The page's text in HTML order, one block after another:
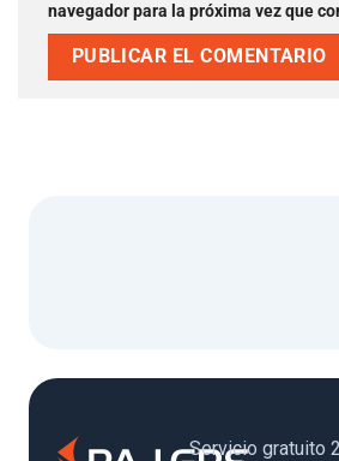
navegador para la próxima vez que
Servicio gratuito